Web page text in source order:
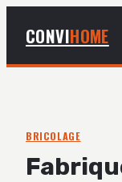
CONVIHOME
BRICOLAGE
DÉCO
BRICOLAGE